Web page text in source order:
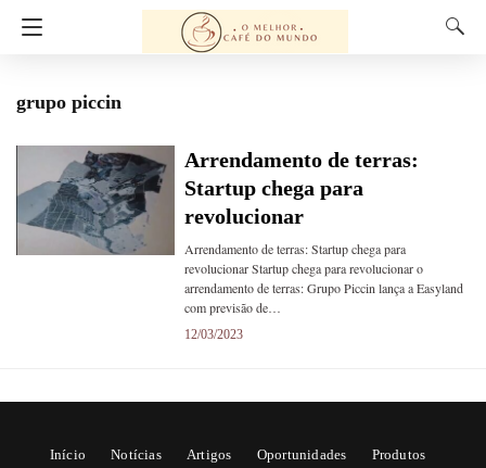
grupo piccin
Arrendamento de terras:
Startup chega para
revolucionar
Arrendamento de terras: Startup chega para
revolucionar Startup chega para revolucionar o
arrendamento de terras: Grupo Piccin lança a Easyland
com previsão de…
12/03/2023
Início Notícias Artigos Oportunidades
Produtos